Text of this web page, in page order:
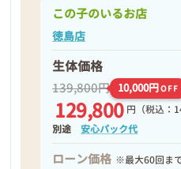
この子のいるお店
徳島店
生体価格
139,800円 10,000円OFF
129,800 円 （税込：
別途安心パック代
ローン価格 ※最大60回ま